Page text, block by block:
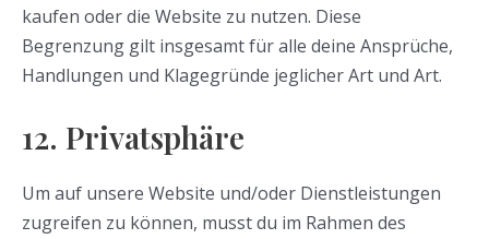
kaufen oder die Website zu nutzen. Diese
Begrenzung gilt insgesamt für alle deine Ansprüche,
Handlungen und Klagegründe jeglicher Art und Art.
12. Privatsphäre
Um auf unsere Website und/oder Dienstleistungen
zugreifen zu können, musst du im Rahmen des